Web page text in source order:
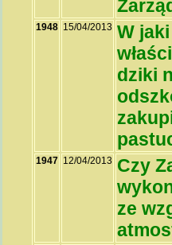
1948 15/04/2013 W
dziki
1947 12/04/2013 Czy
ze